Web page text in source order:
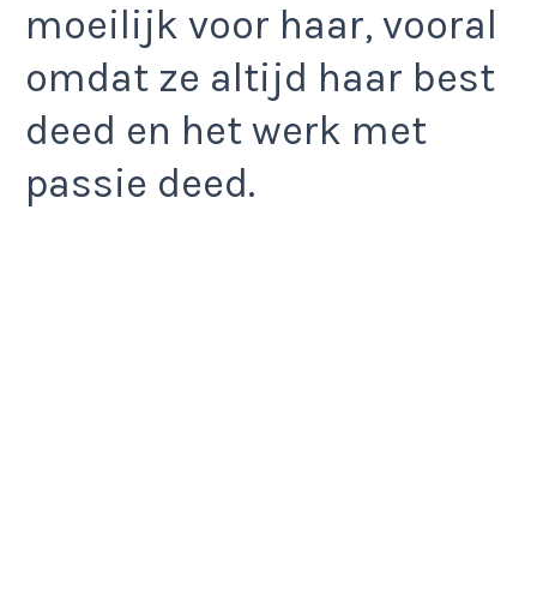
moeilijk voor haar, vooral
omdat ze altijd haar best
deed en het werk met
passie deed.